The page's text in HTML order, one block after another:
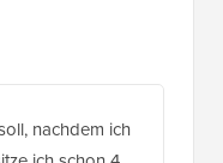
nachdem ich